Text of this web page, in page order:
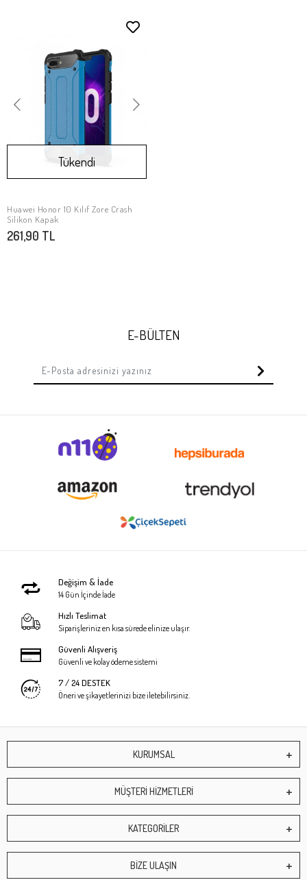
Stokta Yok
Tükendi
Huawei Honor 10 Kılıf Zore Crash
Silikon Kapak
261,90 TL
E-BÜLTEN
Değişim & İade
14 Gün İçinde İade
Hızlı Teslimat
Siparişleriniz en kısa sürede elinize ulaşır.
Güvenli Alışveriş
Güvenli ve kolay ödeme sistemi
7 / 24 DESTEK
Öneri ve şikayetlerinizi bize iletebilirsiniz.
KURUMSAL
MÜŞTERİ HİZMETLERİ
KATEGORİLER
BİZE ULAŞIN